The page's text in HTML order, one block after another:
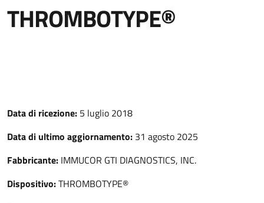
THROMBOTYPE®
Data di ricezione: 5 luglio 2018
Data di ultimo aggiornamento: 31 agosto 2025
Fabbricante: IMMUCOR GTI DIAGNOSTICS, INC.
Dispositivo:THROMBOTYPE®